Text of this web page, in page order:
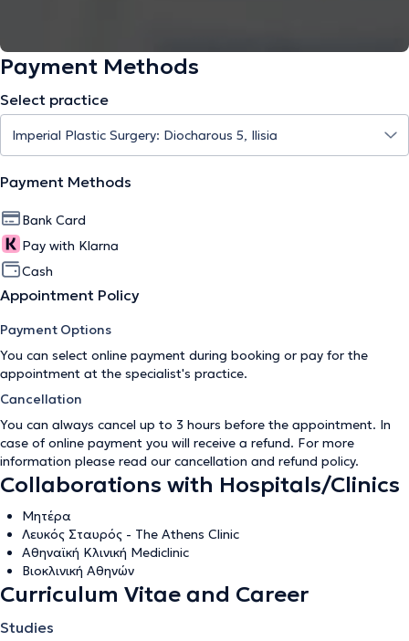
Payment Methods
Select practice
Payment Methods
Bank Card
Pay with Klarna
Cash
Appointment Policy
Payment Options
You can select online payment during booking or pay for the
appointment at the specialist's practice.
Cancellation
You can always cancel up to 3 hours before the appointment. In
case of online payment you will receive a refund. For more
information please read our cancellation and refund policy.
Collaborations with Hospitals/Clinics
Μητέρα
Λευκός Σταυρός - The Athens Clinic
Αθηναϊκή Κλινική Mediclinic
Βιοκλινική Αθηνών
Curriculum Vitae and Career
Studies